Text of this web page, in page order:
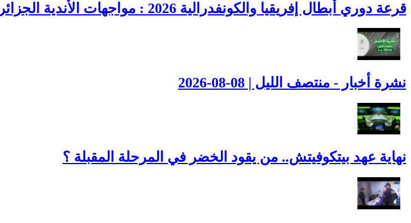
قرعة دوري أبطال إفريقيا والكونفدرالية 2026 : مواجهات الأندية الجزائرية رسميًا
نشرة أخبار - منتصف الليل | 08-08-2026
نهاية عهد بيتكوفيتش.. من يقود الخضر في المرحلة المقبلة ؟